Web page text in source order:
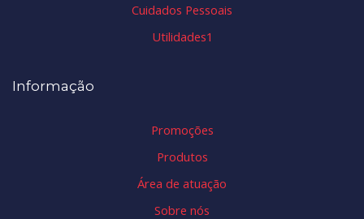
Cuidados Pessoais
Utilidades1
Informação
Promoções
Produtos
Área de atuação
Sobre nós